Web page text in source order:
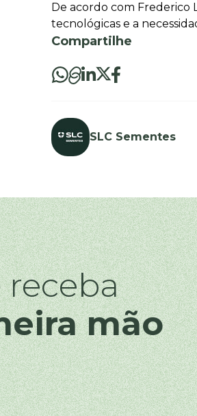
De acordo com Frederico
tecnológicas e a
Compartilhe
SLC Sementes
receba
mão